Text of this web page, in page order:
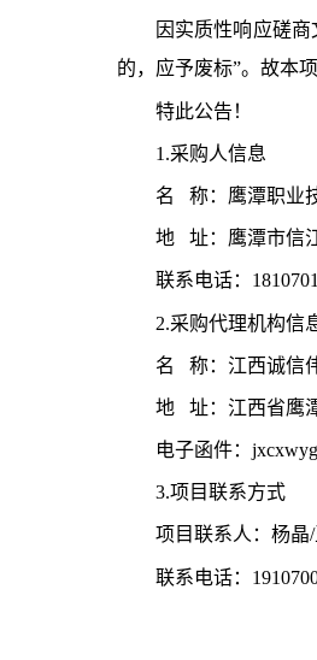
因实质性响应磋
的，应予废标”。故本
特此公告！
1.采购人信息
名 称：鹰潭职业
地 址：鹰潭市信
联系电话：
2.采购代理机构信
名 称：江西诚信
地 址：江西省鹰
电子函件：
3.项目联系方式
项目联系人：杨晶
联系电话：